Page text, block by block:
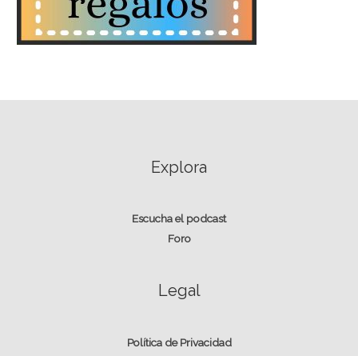
Explora
Escucha el podcast
Foro
Legal
Política de Privacidad